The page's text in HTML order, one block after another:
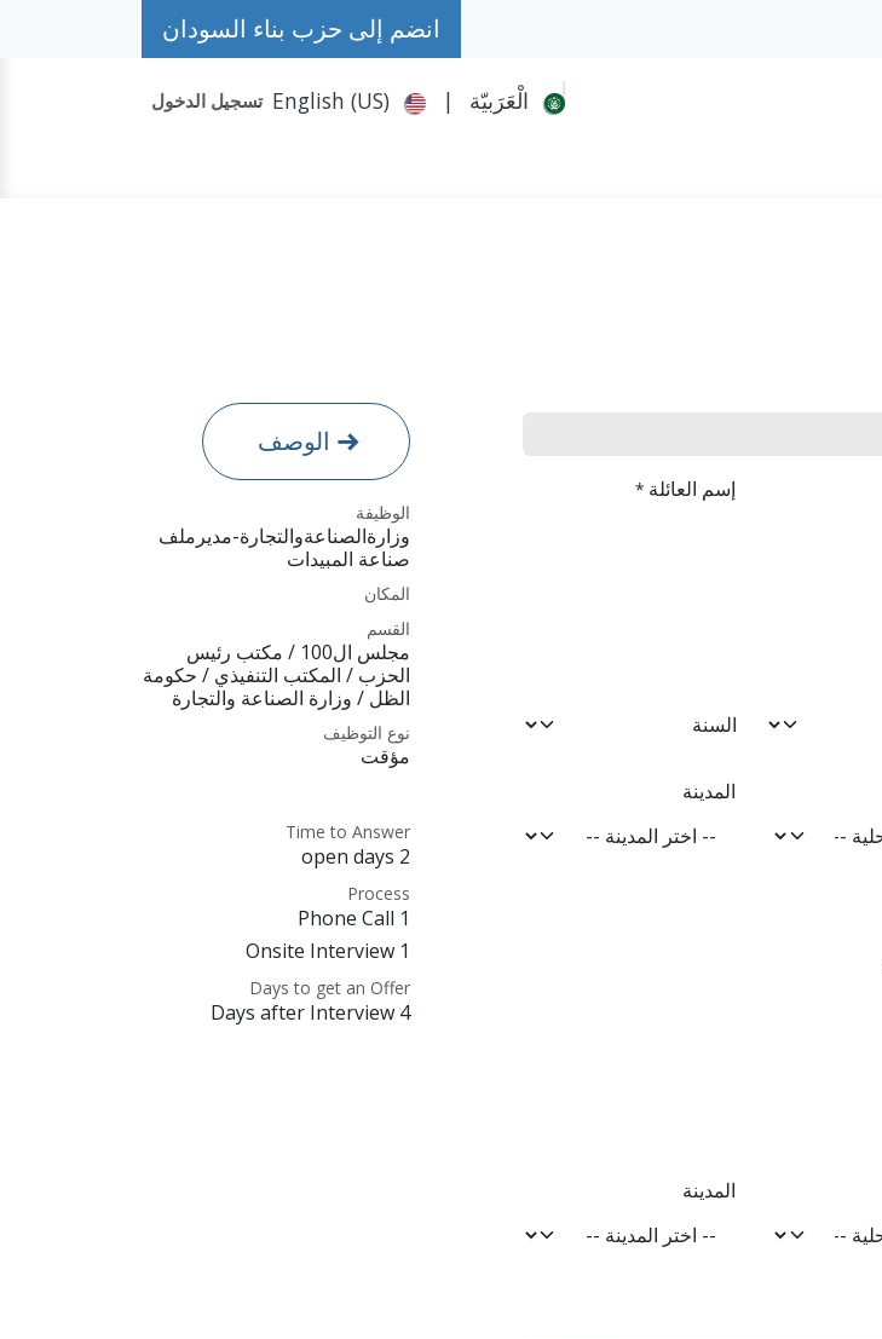
انضم إلى حزب بناء السودان
الْعَرَبيّة |
English (US) تسجيل الدخول
إسم العائلة *
المدينة
المدينة
الوصف
الوظيفة
وزارةالصناعةوالتجارة-مديرملف
صناعة المبيدات
المكان
القسم
مجلس ال100 / مكتب رئيس
الحزب / المكتب التنفيذي / حكومة
الظل / وزارة الصناعة والتجارة
نوع التوظيف
مؤقت
Time to Answer
2 open days
Process
1 Phone Call
1 Onsite Interview
Days to get an Offer
4 Days after Interview